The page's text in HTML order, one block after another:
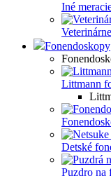
Iné
Fonendoskopy
Littmann
Detské
Puzdro na